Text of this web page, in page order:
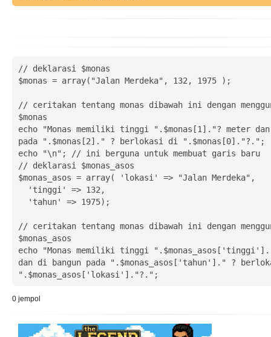
// deklarasi $monas
$monas = array("Jalan Merdeka", 132, 1975 );
// ceritakan tentang monas dibawah ini dengan
$monas
echo "Monas memiliki tinggi ".$monas[1]."? meter
pada ".$monas[2]." ? berlokasi di ".$monas[0]."?.";
echo "\n"; // ini berguna untuk membuat garis baru
// deklarasi $monas_asos
$monas_asos = array( 'lokasi' => "Jalan Merdeka",
// ceritakan tentang monas dibawah ini dengan
$monas_asos
echo "Monas memiliki tinggi
dan di bangun pada ".$monas_asos['tahun']." ?
0 jempol